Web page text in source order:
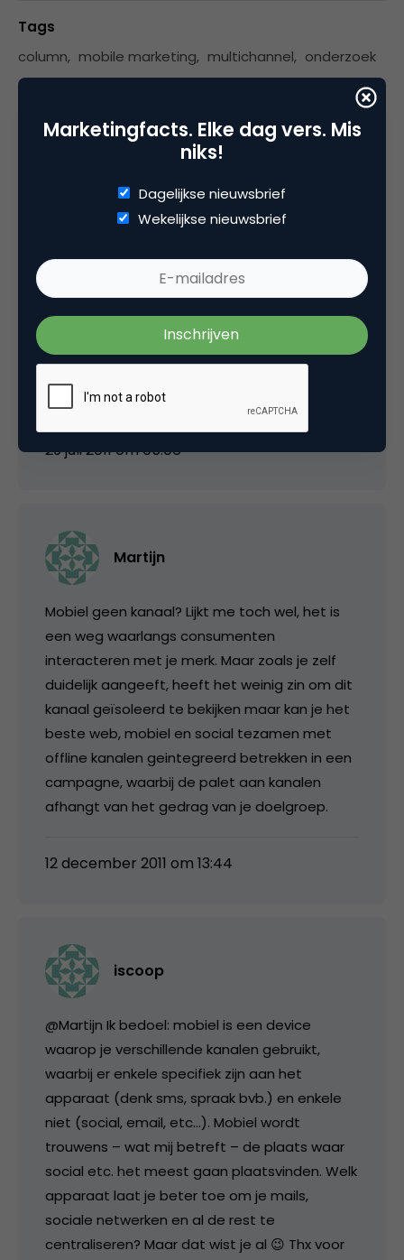
Tags
column, mobile marketing, multichannel, onderzoek
“Maar als je niet weet waarom je iets doet,
hoef je ook niet te schrikken als het niet werkt
of het management de bestedingen na een
tijd terug schroeft” <<< hahaha, scherp,
cynisch. En terecht.
29 juli 2011 om 05:06
Martijn
Mobiel geen kanaal? Lijkt me toch wel, het is
een weg waarlangs consumenten
interacteren met je merk. Maar zoals je zelf
duidelijk aangeeft, heeft het weinig zin om dit
kanaal geïsoleerd te bekijken maar kan je het
beste web, mobiel en social tezamen met
offline kanalen geintegreerd betrekken in een
campagne, waarbij de palet aan kanalen
afhangt van het gedrag van je doelgroep.
12 december 2011 om 13:44
iscoop
@Martijn Ik bedoel: mobiel is een device
waarop je verschillende kanalen gebruikt,
waarbij er enkele specifiek zijn aan het
apparaat (denk sms, spraak bvb.) en enkele
niet (social, email, etc…). Mobiel wordt
trouwens – wat mij betreft – de plaats waar
social etc. het meest gaan plaatsvinden. Welk
apparaat laat je beter toe om je mails,
sociale netwerken en al de rest te
centraliseren? Maar dat wist je al 😉 Thx voor
Marketingfacts. Elke dag vers. Mis
niks!
Dagelijkse nieuwsbrief
Wekelijkse nieuwsbrief